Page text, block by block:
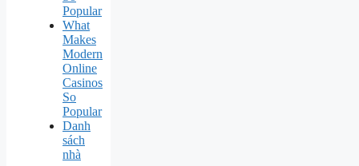
Popular
What
Makes
Modern
Online
Casinos
So
Popular
Danh
sách
nhà